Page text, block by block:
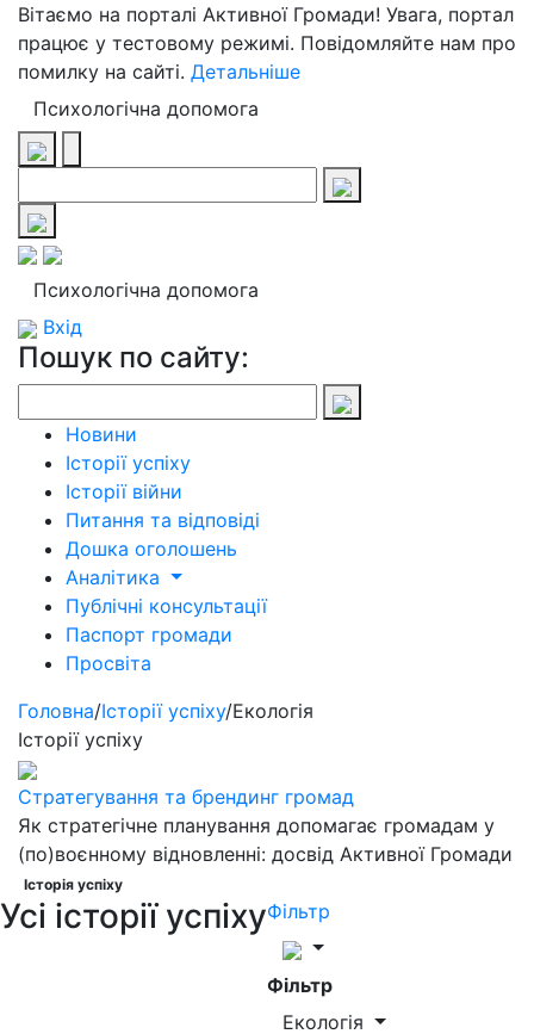
Вітаємо на порталі Активної Громади! Увага, портал
працює у тестовому режимі. Повідомляйте нам про
помилку на сайті. Детальніше
Психологічна допомога
Психологічна допомога
Вхід
Пошук по сайту:
Новини
Історії успіху
Історії війни
Питання та відповіді
Дошка оголошень
Аналітика
Публічні консультації
Паспорт громади
Просвіта
Головна/Історії успіху/Екологія
Історії успіху
Стратегування та брендинг громад
Як стратегічне планування допомагає громадам у
(по)воєнному відновленні: досвід Активної Громади
Історія успіху
Усі історії успіхуФільтр
Фільтр
Екологія